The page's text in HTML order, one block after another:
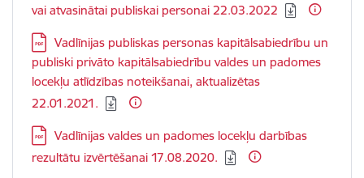
vai atvasinātai publiskai personai 22.03.2022
Lejupielādēt:
Vadlīnijas publiskas personas kapitālsabiedrību un
publiski privāto kapitālsabiedrību valdes un padomes
locekļu atlīdzības noteikšanai, aktualizētas
22.01.2021.
Lejupielādēt:
Vadlīnijas valdes un padomes locekļu darbības
rezultātu izvērtēšanai 17.08.2020.